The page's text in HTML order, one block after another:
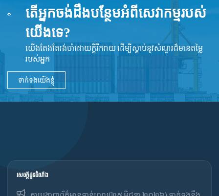
តើអ្នកចង់ដឹងបន្ថែមអំពីសេវាកម្មរបស់
យើងទេ?
យើងតែងតែរង់ចាំដោយក្ដីរីករាយ ដើម្បីស្តាប់នូវ​សំណួរដ៏​មានតម្លៃ
របស់អ្នក
ទាក់ទងយើងខ្ញុំ
សេចក្ដីជូនដំណឹង